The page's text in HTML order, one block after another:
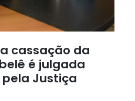
cassação da
é julgada
Justiça